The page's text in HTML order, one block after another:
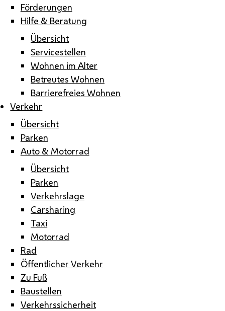
Förderungen
Hilfe & Beratung
Übersicht
Servicestellen
Wohnen im Alter
Betreutes Wohnen
Barrierefreies Wohnen
Verkehr
Übersicht
Parken
Auto & Motorrad
Übersicht
Parken
Verkehrslage
Carsharing
Taxi
Motorrad
Rad
Öffentlicher Verkehr
Zu Fuß
Baustellen
Verkehrssicherheit